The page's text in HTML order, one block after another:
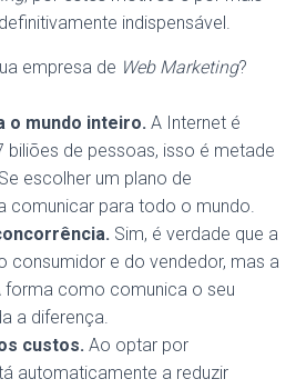
indispensável.
empresa de Web Marketing?
o mundo inteiro. A Internet é
biliões de pessoas, isso é metade
escolher um plano de
comunicar para todo o mundo.
Sim, é verdade que a
consumidor e do vendedor, mas a
forma como comunica o seu
a diferença.
custos. Ao optar por
automaticamente a reduzir